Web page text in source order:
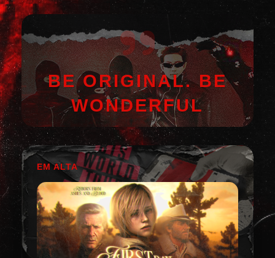
BE ORIGINAL. BE
WONDERFUL
EM ALTA